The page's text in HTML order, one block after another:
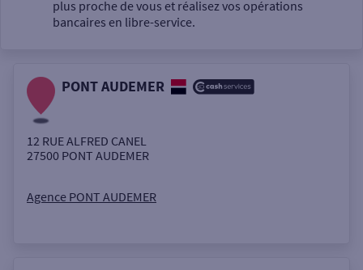
Autour de moi
plus proche de vous et réalisez vos opérations
bancaires en libre-service.
PONT AUDEMER
12 RUE ALFRED CANEL
27500 PONT AUDEMER
Agence PONT AUDEMER